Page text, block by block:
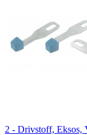
2 - Drivstoff, Eksos,